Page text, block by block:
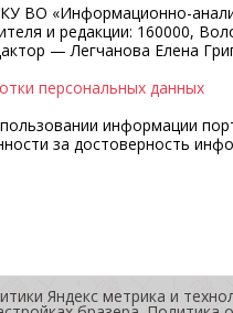
ВО «Информационно-
и редакции: 160000,
— Легчанова Елена
персональных данных
информации
за достоверность
Яндекс метрика и